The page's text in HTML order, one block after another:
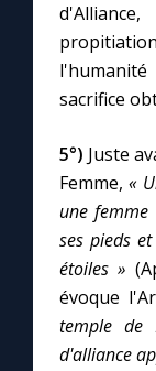
sacrifice
5°) Juste
Femme,«
une femme
ses pieds
étoiles »
évoque
temple de
d'alliance